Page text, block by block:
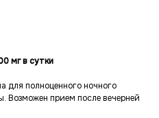
мг в сутки
для полноценного ночного
Возможен прием после вечерней